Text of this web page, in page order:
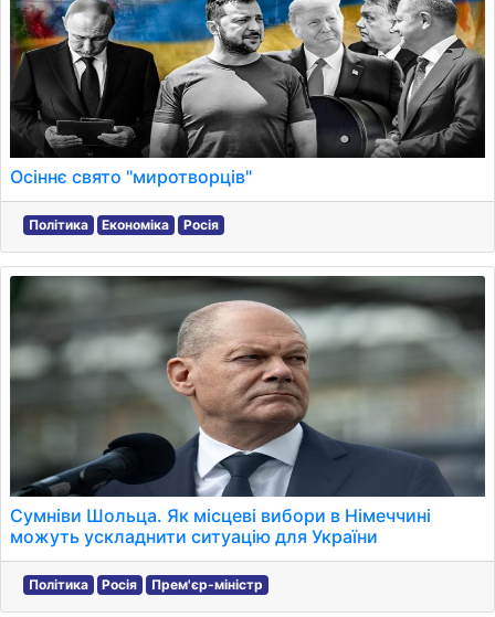
Осіннє свято "миротворців"
Політика Економіка Росія
Сумніви Шольца. Як місцеві вибори в Німеччині
можуть ускладнити ситуацію для України
Політика Росія Прем'єр-міністр